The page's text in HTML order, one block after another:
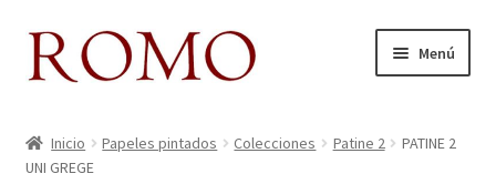
Ir
Ir
al
Menú
Aviso legal
Inicio Papeles pintados Colecciones Patine 2
PATINE 2
UNI GREGE